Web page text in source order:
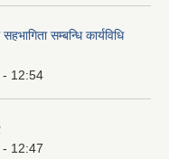
सम्बन्धि कार्यविधि
- 12:54
12:47